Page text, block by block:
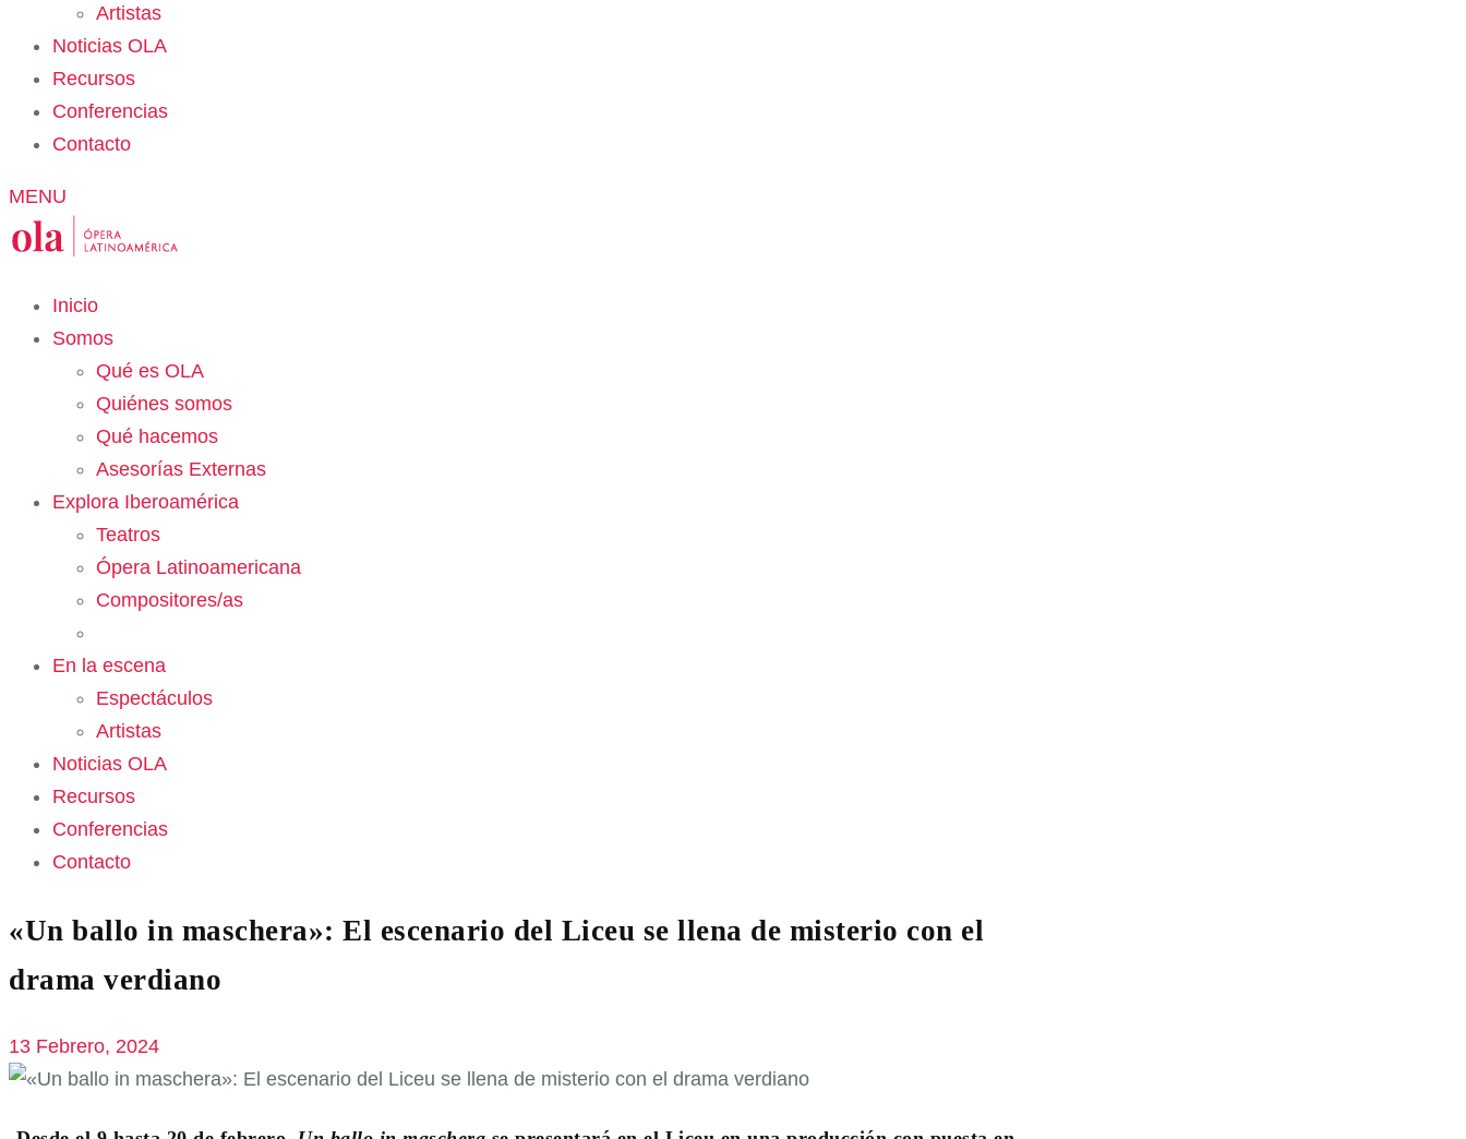
Artistas
Noticias OLA
Recursos
Conferencias
Contacto
MENU
Inicio
Somos
Qué es OLA
Quiénes somos
Qué hacemos
Asesorías Externas
Explora Iberoamérica
Teatros
Ópera Latinoamericana
Compositores/as
En la escena
Espectáculos
Artistas
Noticias OLA
Recursos
Conferencias
Contacto
«Un ballo in maschera»: El escenario del Liceu se llena de misterio con el
drama verdiano
13 Febrero, 2024